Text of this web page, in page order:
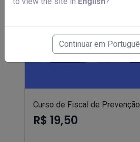
Continuar em
Curso de Fiscal de
R$ 19,50